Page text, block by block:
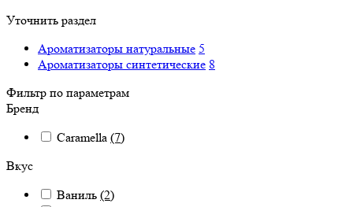
Уточнить раздел
Ароматизаторы натуральные 5
Ароматизаторы синтетические 8
Фильтр по параметрам
Бренд
Caramella (7)
Вкус
Ваниль (2)